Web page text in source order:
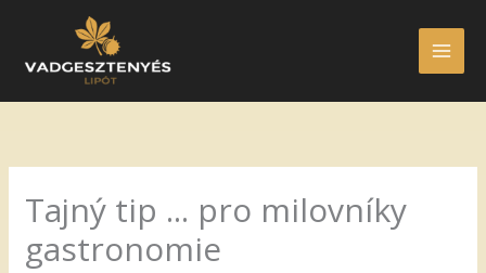
content
Tajný tip ... pro milovníky
gastronomie